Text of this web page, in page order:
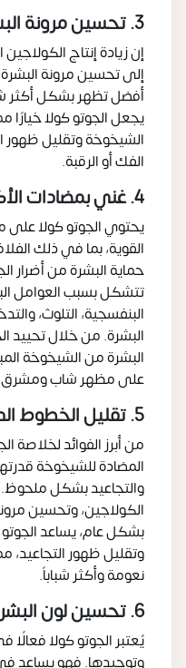
3. تحسين مرونة البشرة:
إن زيادة إنتاج
إلى تحسين مرونة
أفضل تظهر بشكل أكثر
يجعل الجوتو كولا خيارًا
الشيخوخة وتقليل ظهور
الفك أو الرقبة.
4. غني بمضادات الأكسدة:
يحتوي الجوتو كولا
القوية، بما في ذلك
حماية البشرة من أضرار
تتشكل بسبب العوامل
البنفسجية، التلوث،
البشرة. من خلال تحييد
البشرة من الشيخوخة
على مظهر شاب
5. تقليل الخطوط الدقيقة والتجاعيد:
من أبرز الفوائد لخلاصة
المضادة للشيخوخة
والتجاعيد بشكل
الكولاجين، وتحسين
بشكل عام، يساعد
وتقليل ظهور التجاعيد،
نعومة وأكثر شباباً.
6. تحسين لون البشرة وتقليل التصبغات:
يُعتبر الجوتو كولا
وتوحيدها. فهو يساعد في